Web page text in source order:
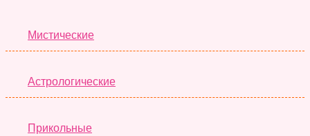
Мистические
Астрологические
Прикольные